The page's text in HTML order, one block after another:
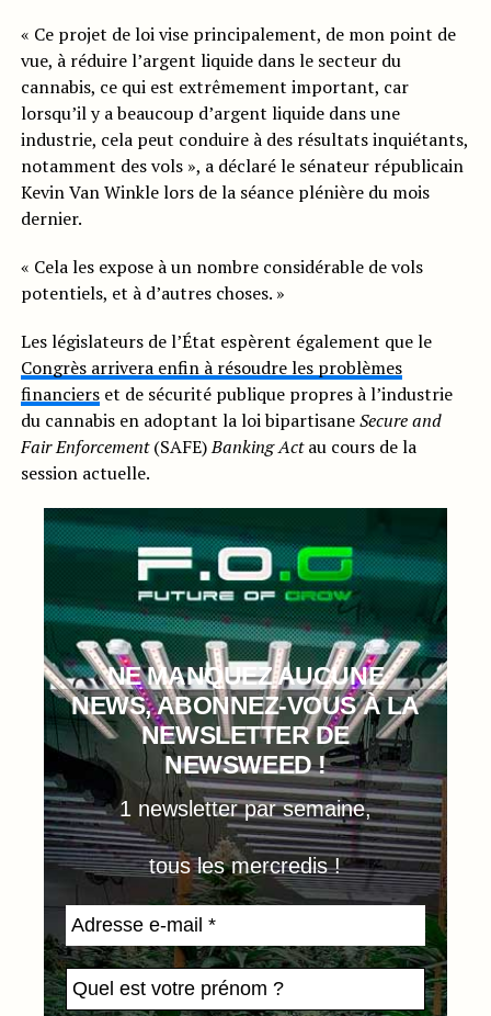
« Ce projet de loi vise principalement, de mon point de
vue, à réduire l’argent liquide dans le secteur du
cannabis, ce qui est extrêmement important, car
lorsqu’il y a beaucoup d’argent liquide dans une
industrie, cela peut conduire à des résultats inquiétants,
notamment des vols », a déclaré le sénateur républicain
Kevin Van Winkle lors de la séance plénière du mois
dernier.
« Cela les expose à un nombre considérable de vols
potentiels, et à d’autres choses. »
Les législateurs de l’État espèrent également que le
Congrès arrivera enfin à résoudre les problèmes
financierset de sécurité publique propres à l’industrie
du cannabis en adoptant la loi bipartisaneSecure and
Fair Enforcement(SAFE)Banking Actau cours de la
session actuelle.
NE MANQUEZ AUCUNE
NEWS, ABONNEZ-VOUS À LA
NEWSLETTER DE
NEWSWEED !
1 newsletter par semaine,
tous les mercredis !